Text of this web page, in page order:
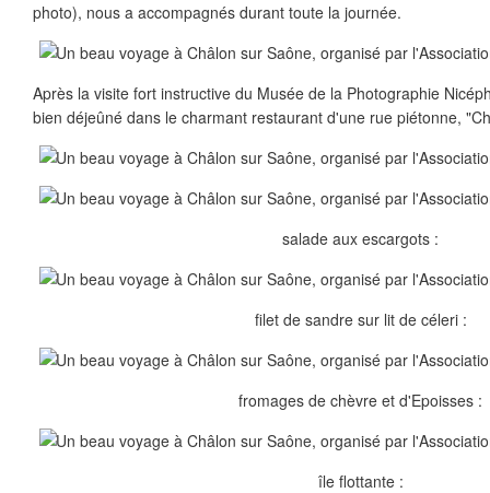
photo), nous a accompagnés durant toute la journée.
Après la visite fort instructive du Musée de la Photographie
bien déjeûné dans le charmant restaurant d'une rue piétonne,
salade aux escargots :
filet de sandre sur lit de céleri :
fromages de chèvre et d'Epoisses :
île flottante :